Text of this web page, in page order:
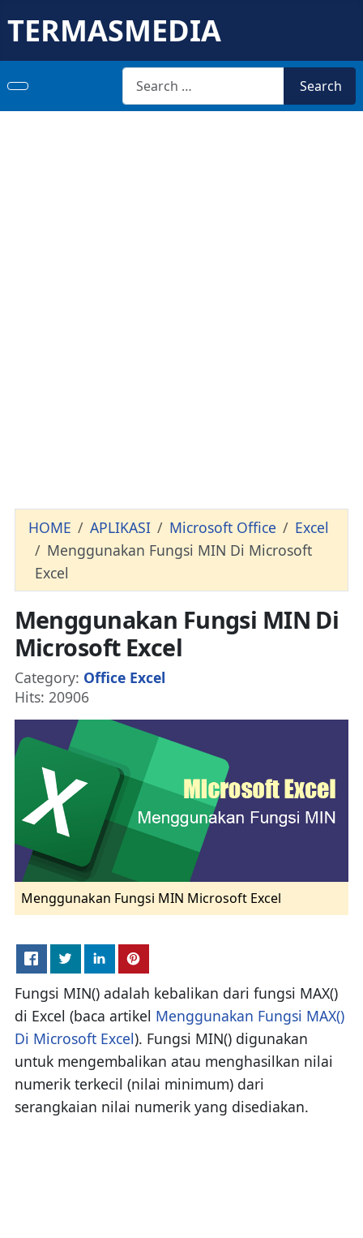
TERMASMEDIA
Search Search
HOME APLIKASI Microsoft Office
Excel
Menggunakan Fungsi MIN Di Microsoft
Excel
Menggunakan Fungsi MIN Di
Microsoft Excel
Details
Category: Office Excel
Hits: 20906
Menggunakan Fungsi MIN Microsoft Excel
Fungsi MIN() adalah kebalikan dari fungsi MAX()
di Excel (baca artikel Menggunakan Fungsi MAX()
Di Microsoft Excel). Fungsi MIN() digunakan
untuk mengembalikan atau menghasilkan nilai
numerik terkecil (nilai minimum) dari
serangkaian nilai numerik yang disediakan.